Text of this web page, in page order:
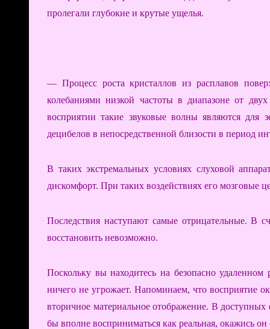
пролегали глубокие и крутые ущелья.
— Процесс роста кристаллов из расплавов
колебаниями низкой частоты в диапазоне от
восприятии такие звуковые волны являются для
децибелов в непосредственной близости в период
В таких экстремальных условиях слуховой
дискомфорт. При таких воздействиях его мозговые
Последствия наступают самые отрицательные. В
восстановить невозможно.
Поскольку вы находитесь на безопасно
ничего не угрожает. Напоминаем, что восприятие
вторичное материальное отображение. В доступных
бы вполне восприниматься как реальная, окажись